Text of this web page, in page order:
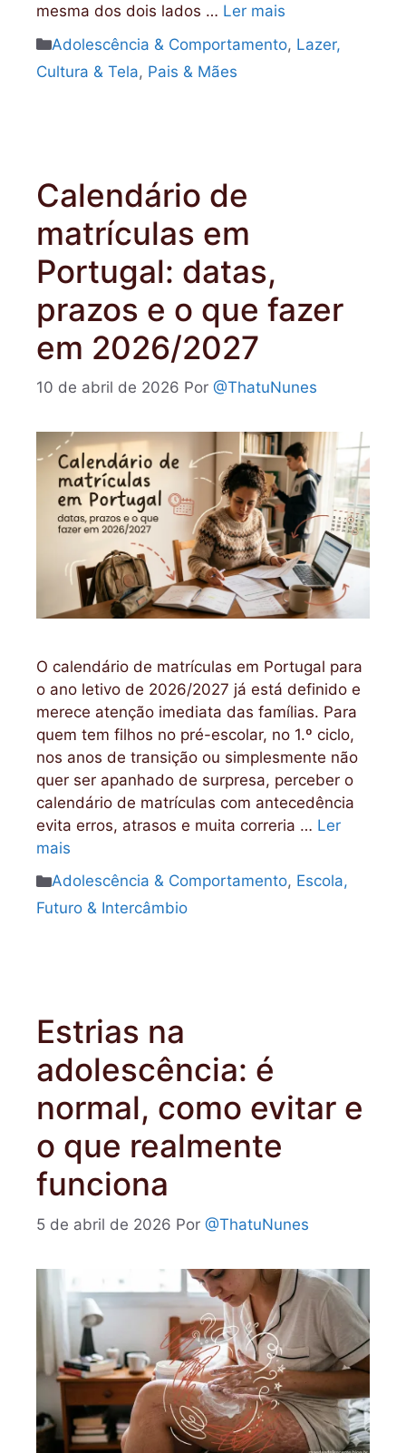
mesma dos dois lados … Ler mais
Categorias
Adolescência & Comportamento, Lazer,
Cultura & Tela, Pais & Mães
Calendário de
matrículas em
Portugal: datas,
prazos e o que fazer
em 2026/2027
10 de abril de 2026 Por @ThatuNunes
O calendário de matrículas em Portugal para
o ano letivo de 2026/2027 já está definido e
merece atenção imediata das famílias. Para
quem tem filhos no pré-escolar, no 1.º ciclo,
nos anos de transição ou simplesmente não
quer ser apanhado de surpresa, perceber o
calendário de matrículas com antecedência
evita erros, atrasos e muita correria … Ler
mais
Categorias
Adolescência & Comportamento, Escola,
Futuro & Intercâmbio
Estrias na
adolescência: é
normal, como evitar e
o que realmente
funciona
5 de abril de 2026 Por @ThatuNunes